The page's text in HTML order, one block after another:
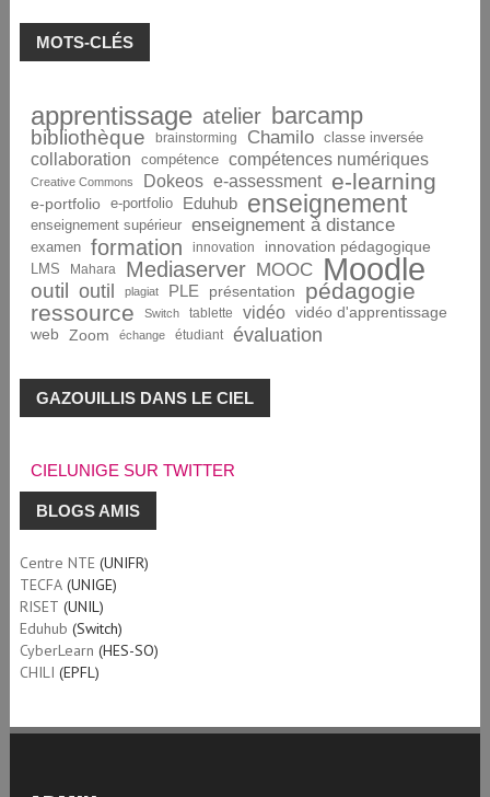
MOTS-CLÉS
apprentissage atelier barcamp
bibliothèque brainstorming Chamilo classe inversée
collaboration compétence compétences numériques
Creative Commons Dokeos e-assessment e-learning
e-portfolio e-portfolio Eduhub enseignement
enseignement supérieur enseignement à distance
examen formation innovation innovation pédagogique
LMS Mahara Mediaserver MOOC Moodle
outil outil plagiat PLE présentation
pédagogie
ressource
Switch tablette vidéo
vidéo d'apprentissage
web
Zoom échange étudiant évaluation
GAZOUILLIS DANS LE CIEL
CIELUNIGE SUR TWITTER
BLOGS AMIS
Centre NTE(UNIFR)
TECFA(UNIGE)
RISET (UNIL)
Eduhub (Switch)
CyberLearn (HES-SO)
CHILI (EPFL)